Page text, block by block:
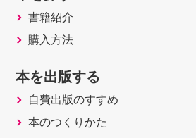
書籍紹介
購入方法
本を出版する
自費出版のすすめ
本のつくりかた